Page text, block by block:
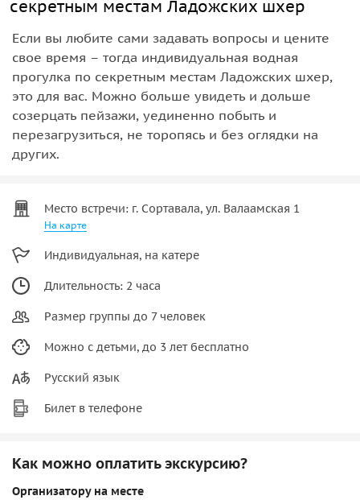
секретным местам Ладожских шхер
Если вы любите сами задавать вопросы и цените
свое время – тогда индивидуальная водная
прогулка по секретным местам Ладожских шхер,
это для вас. Можно больше увидеть и дольше
созерцать пейзажи, уединенно побыть и
перезагрузиться, не торопясь и без оглядки на
других.
Место встречи: г. Сортавала, ул. Валаамская 1
На карте
Индивидуальная, на катере
Длительность: 2 часа
Размер группы до 7 человек
Можно с детьми, до 3 лет бесплатно
Русский язык
Билет в телефоне
Как можно оплатить экскурсию?
Организатору на месте